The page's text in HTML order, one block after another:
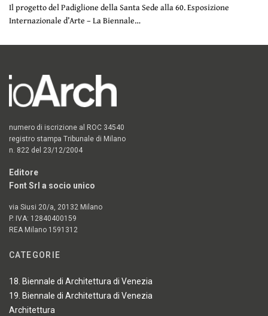
Il progetto del Padiglione della Santa Sede alla 60. Esposizione
Internazionale d’Arte – La Biennale…
numero di iscrizione al ROC 34540
registro stampa Tribunale di Milano
n. 822 del 23/12/2004
Editore
Font Srl a socio unico
via Siusi 20/a, 20132 Milano
P. IVA: 12840400159
REA Milano 1591312
CATEGORIE
18. Biennale di Architettura di Venezia
19. Biennale di Architettura di Venezia
Architettura